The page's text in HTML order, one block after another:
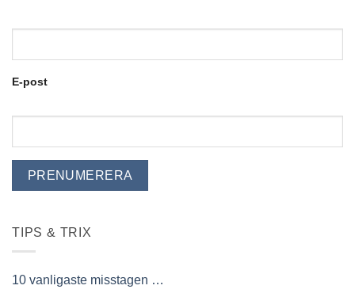
E-post
TIPS & TRIX
10 vanligaste misstagen …